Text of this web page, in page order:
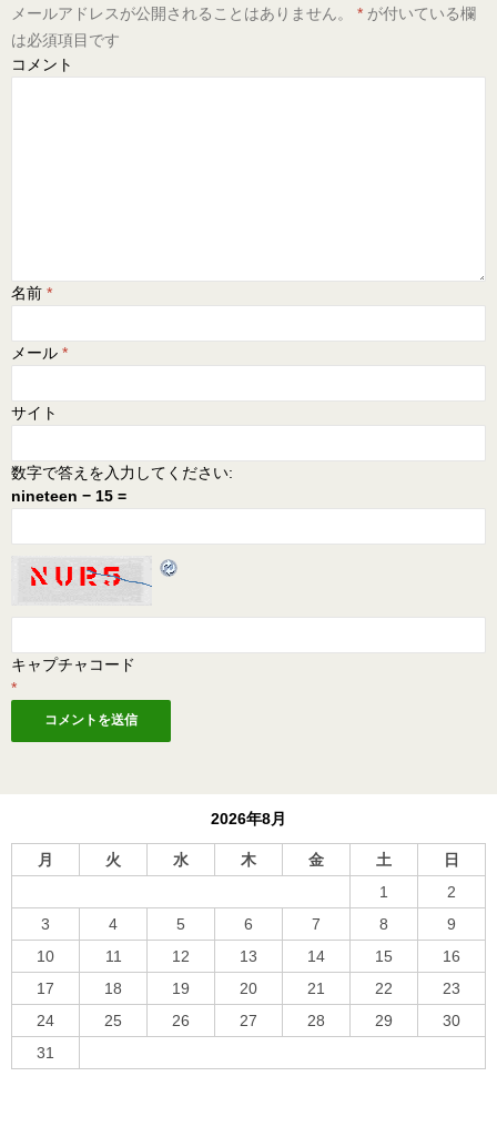
メールアドレスが公開されることはありません。 * が付いている欄
は必須項目です
コメント
名前 *
メール *
サイト
数字で答えを入力してください:
nineteen − 15 =
キャプチャコード
*
2026年8月
月 火 水 木 金 土
日
1
2
3
4 5 6 7 8
9
10
11 12 13 14 15
16
17
18 19 20 21 22
23
24
25 26 27 28 29
30
31